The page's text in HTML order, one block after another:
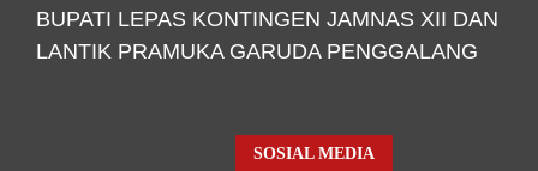
BUPATI LEPAS KONTINGEN JAMNAS XII DAN
LANTIK PRAMUKA GARUDA PENGGALANG
SOSIAL MEDIA